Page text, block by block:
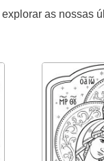
as nossas